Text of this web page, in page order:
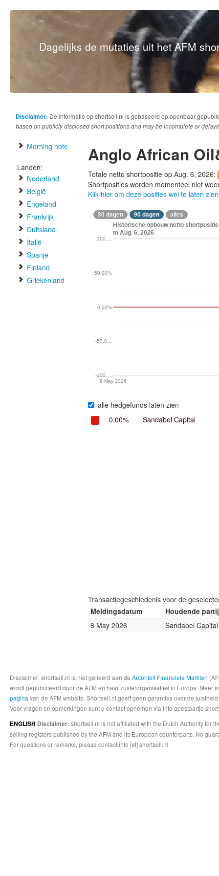
Dagelijks de mutaties uit het AFM
Disclaimer: De informatie op shortsell.nl is gebaseerd op openbaar
based on publicly disclosed short positions and may be incomplete or
Morning note
Landen:
Nederland
België
Engeland
Frankrijk
Duitsland
Italië
Spanje
Finland
Griekenland
Anglo African
Totale netto shortpositie op Aug. 6, 2026:
Shortposities worden momenteel niet
Klik hier om deze posities wel te laten zien
30 dagen 90 dagen alles
Historische opbouw netto
m Aug. 6, 2026
8 May 2026
-100.…
-50.0…
0.00%
50.00%
100.…
alle hedgefunds laten zien
0.00%
Sandabel Capital
Transactiegeschiedenis voor de
Meldingsdatum
Houdende partij
8 May 2026
Sandabel Capital
Disclaimer: shortsell.nl is niet gelieerd aan de Autoriteit Financiele Markten
wordt gepubliceerd door de AFM en haar zusterorganisaties in Europa.
pagina van de AFM website. Shortsell.nl geeft geen garanties over de
Voor vragen en opmerkingen kunt u contact opnemen via info apestaartje
ENGLISH Disclaimer: shortsell.nl is not affiliated with the Dutch Authority for
selling registers published by the AFM and its European counterparts. No
For questions or remarks, please contact info [at] shortsell.nl